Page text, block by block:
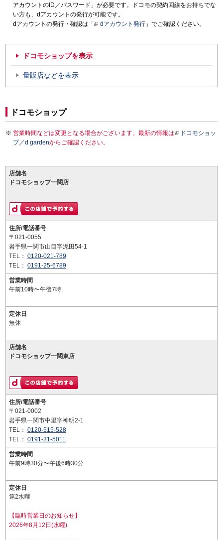
アカウントのID／パスワード」が必要です。ドコモの契約回線をお持ちでな
い方も、dアカウントの発行が可能です。
dアカウントの発行・確認は「
dアカウント発行 」でご確認ください。
ドコモショップを表示
量販店などを表示
ドコモショップ
営業時間などは変更となる場合がございます。最新の情報は
ドコモショッ
プ／d gardenからご確認ください。
店舗名
ドコモショップ一関店
住所/電話番号
〒021-0055
岩手県一関市山目字泥田54-1
TEL： 0120-021-789
TEL： 0191-25-6789
営業時間
午前10時〜午後7時
定休日
無休
店舗名
ドコモショップ一関東店
住所/電話番号
〒021-0002
岩手県一関市中里字神明2-1
TEL： 0120-515-528
TEL： 0191-31-5011
営業時間
午前9時30分〜午後6時30分
定休日
第2水曜
【臨時営業日のお知らせ】
2026年8月12日(水曜)